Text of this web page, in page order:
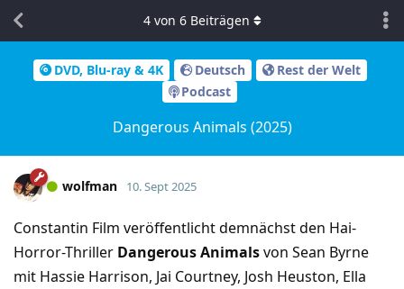
DVD, Blu-ray & 4K Deutsch
Rest der Welt
Podcast
Dangerous Animals (2025)
4von 6Beiträgen
wolfman 10. Sept 2025
Constantin Film veröffentlicht demnächst den Hai-
Horror-Thriller Dangerous Animalsvon Sean Byrne
mit Hassie Harrison, Jai Courtney, Josh Heuston, Ella